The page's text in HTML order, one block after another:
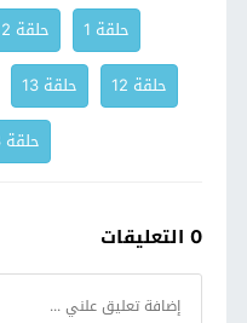
حلقة 1 حلقة 2
حلقة 12
حلقة 13
حلقة 23
0 التعليقات